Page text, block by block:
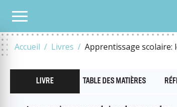
Accueil Livres Apprentissage scolaire:
NOTRE CATALOGUE
LIVRE TABLE DES MATIÈRES